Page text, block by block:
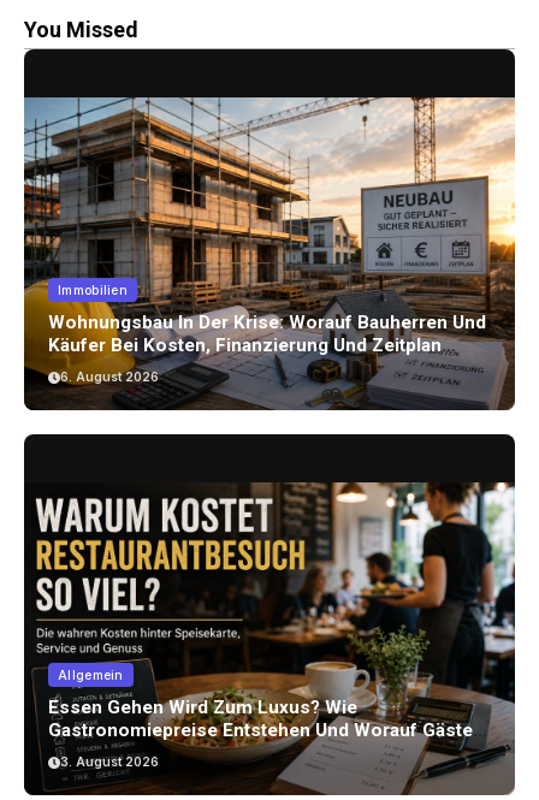
You Missed
Immobilien
Wohnungsbau In Der Krise: Worauf Bauherren Und
Käufer Bei Kosten, Finanzierung Und Zeitplan
Achten Sollten
6. August 2026
Allgemein
Essen Gehen Wird Zum Luxus? Wie
Gastronomiepreise Entstehen Und Worauf Gäste
Achten Können
3. August 2026